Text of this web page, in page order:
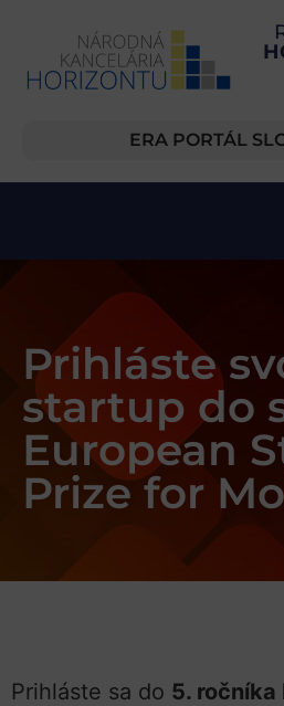
ERA PORTÁL
Prihláste
startup do
European
Prize for
Prihláste sa do 5. ročníka